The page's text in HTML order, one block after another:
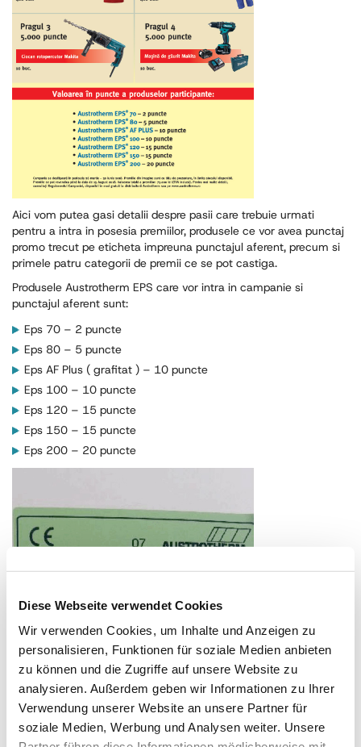
Diese Webseite verwendet Cookies
Wir verwenden Cookies, um Inhalte und Anzeigen zu
personalisieren, Funktionen für soziale Medien anbieten
zu können und die Zugriffe auf unsere Website zu
analysieren. Außerdem geben wir Informationen zu Ihrer
Verwendung unserer Website an unsere Partner für
soziale Medien, Werbung und Analysen weiter. Unsere
Aici vom putea gasi detalii despre pasii care trebuie urmati
pentru a intra in posesia premiilor, produsele ce vor avea punctaj
promo trecut pe eticheta impreuna punctajul aferent, precum si
primele patru categorii de premii ce se pot castiga.
Produsele Austrotherm EPS care vor intra in campanie si
punctajul aferent sunt:
Eps 70 – 2 puncte
Eps 80 – 5 puncte
Eps AF Plus ( grafitat ) – 10 puncte
Eps 100 – 10 puncte
Eps 120 – 15 puncte
Eps 150 – 15 puncte
Eps 200 – 20 puncte